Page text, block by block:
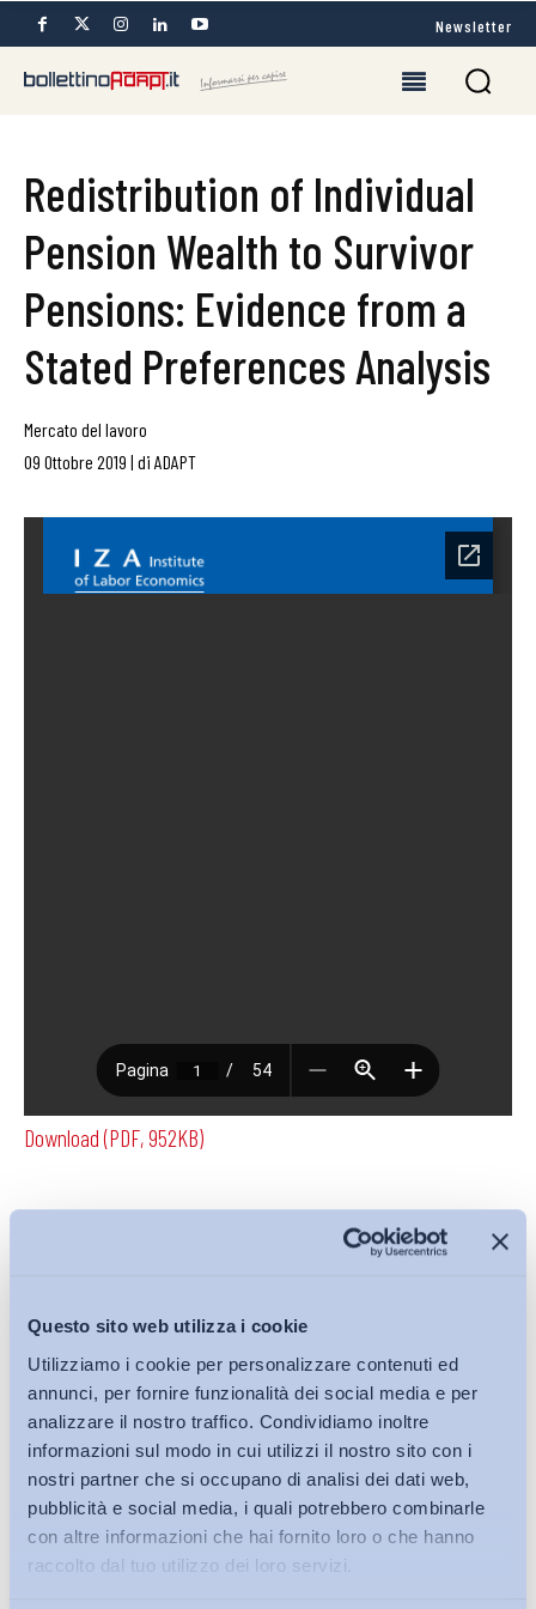
Questo sito web utilizza i cookie
Utilizziamo i cookie per personalizzare contenuti ed
annunci, per fornire funzionalità dei social media e per
analizzare il nostro traffico. Condividiamo inoltre
informazioni sul modo in cui utilizzi il nostro sito con i
nostri partner che si occupano di analisi dei dati web,
pubblicità e social media, i quali potrebbero combinarle
con altre informazioni che hai fornito loro o che hanno
raccolto dal tuo utilizzo dei loro servizi.
Newsletter
Redistribution of Individual
Pension Wealth to Survivor
Pensions: Evidence from a
Stated Preferences Analysis
Mercato del lavoro
09 Ottobre 2019 | di ADAPT
Download (PDF, 952KB)
Iscriviti alla Newsletter